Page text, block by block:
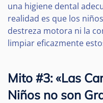
una higiene dental
realidad es que los
destreza motora ni la
limpiar eficazmente
Mito #3: «Las
Niños no son